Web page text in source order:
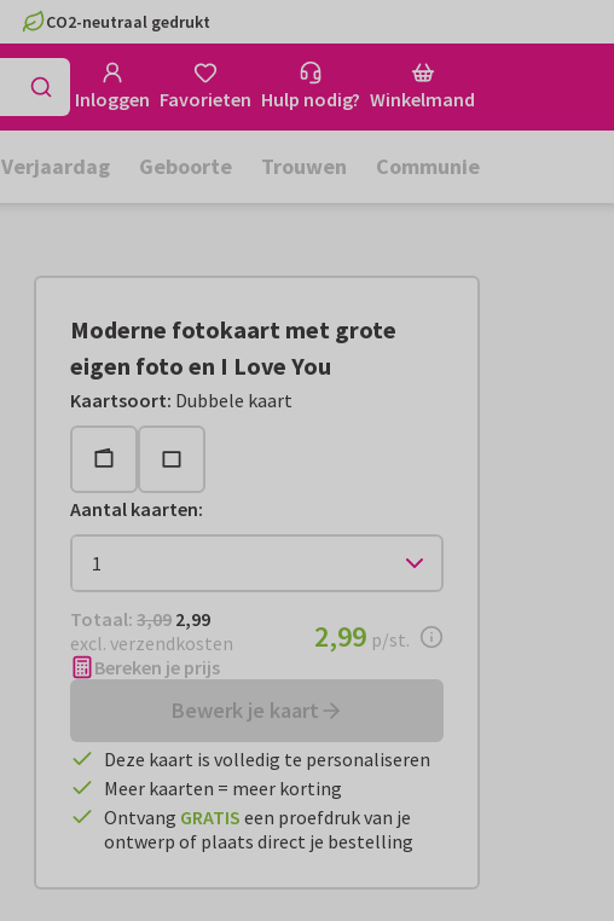
CO2-neutraal gedrukt
Inloggen Favorieten Hulp nodig? Winkelmand
Verjaardag Geboorte Trouwen Communie
Moderne fotokaart met grote
eigen foto en I Love You
Kaartsoort: Dubbele kaart
Aantal kaarten:
Totaal: € 2,99
Totaal: 3,09 2,99
excl. verzendkosten
€ 2,99per stuk
2,99 p/st.
Bereken je prijs
Bewerk je kaart
Deze kaart is volledig te personaliseren
Meer kaarten = meer korting
Ontvang GRATIS een proefdruk van je
ontwerp of plaats direct je bestelling